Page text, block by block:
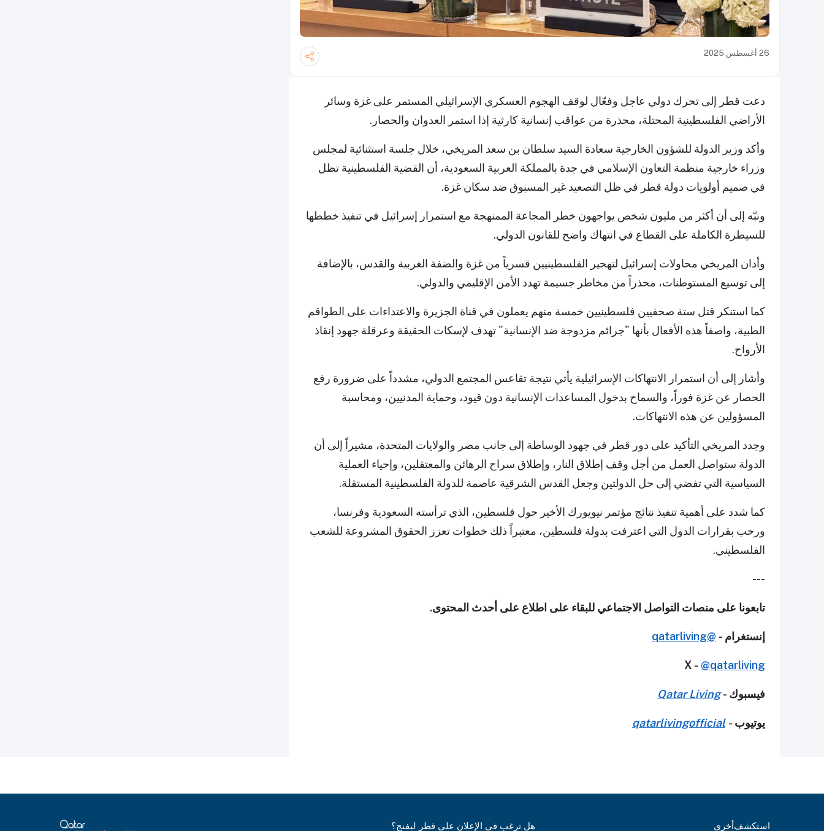
26 أغسطس 2025
دعت قطر إلى تحرك دولي عاجل وفعّال لوقف الهجوم العسكري الإسرائيلي المستمر على غزة وسائر
الأراضي الفلسطينية المحتلة، محذرة من عواقب إنسانية كارثية إذا استمر العدوان والحصار.
وأكد وزير الدولة للشؤون الخارجية سعادة السيد سلطان بن سعد المريخي، خلال جلسة استثنائية لمجلس
وزراء خارجية منظمة التعاون الإسلامي في جدة بالمملكة العربية السعودية، أن القضية الفلسطينية تظل
في صميم أولويات دولة قطر في ظل التصعيد غير المسبوق ضد سكان غزة.
ونبّه إلى أن أكثر من مليون شخص يواجهون خطر المجاعة الممنهجة مع استمرار إسرائيل في تنفيذ خططها
للسيطرة الكاملة على القطاع في انتهاك واضح للقانون الدولي.
وأدان المريخي محاولات إسرائيل لتهجير الفلسطينيين قسرياً من غزة والضفة الغربية والقدس، بالإضافة
إلى توسيع المستوطنات، محذراً من مخاطر جسيمة تهدد الأمن الإقليمي والدولي.
كما استنكر قتل ستة صحفيين فلسطينيين خمسة منهم يعملون في قناة الجزيرة والاعتداءات على الطواقم
الطبية، واصفاً هذه الأفعال بأنها "جرائم مزدوجة ضد الإنسانية" تهدف لإسكات الحقيقة وعرقلة جهود إنقاذ
الأرواح.
وأشار إلى أن استمرار الانتهاكات الإسرائيلية يأتي نتيجة تقاعس المجتمع الدولي، مشدداً على ضرورة رفع
الحصار عن غزة فوراً، والسماح بدخول المساعدات الإنسانية دون قيود، وحماية المدنيين، ومحاسبة
المسؤولين عن هذه الانتهاكات.
وجدد المريخي التأكيد على دور قطر في جهود الوساطة إلى جانب مصر والولايات المتحدة، مشيراً إلى أن
الدولة ستواصل العمل من أجل وقف إطلاق النار، وإطلاق سراح الرهائن والمعتقلين، وإحياء العملية
السياسية التي تفضي إلى حل الدولتين وجعل القدس الشرقية عاصمة للدولة الفلسطينية المستقلة.
كما شدد على أهمية تنفيذ نتائج مؤتمر نيويورك الأخير حول فلسطين، الذي ترأسته السعودية وفرنسا،
ورحب بقرارات الدول التي اعترفت بدولة فلسطين، معتبراً ذلك خطوات تعزز الحقوق المشروعة للشعب
الفلسطيني.
---
تابعونا على منصات التواصل الاجتماعي للبقاء على اطلاع على أحدث المحتوى.
إنستغرام - @qatarliving
X - @qatarliving
فيسبوك -Qatar Living
يوتيوب -
qatarlivingofficial
استكشفأخرى هل ترغب في الإعلان على قطر ليفنج؟